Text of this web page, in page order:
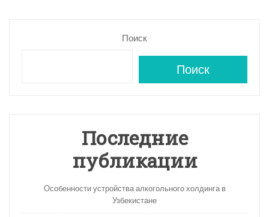
Поиск
Поиск
Последние
публикации
Особенности устройства алкогольного холдинга в
Узбекистане